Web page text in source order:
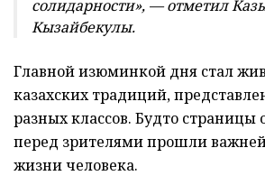
солидарности», — отметил
Кызайбекулы.
Главной изюминкой дня стал
казахских традиций,
разных классов. Будто
перед зрителями прошли
жизни человека.